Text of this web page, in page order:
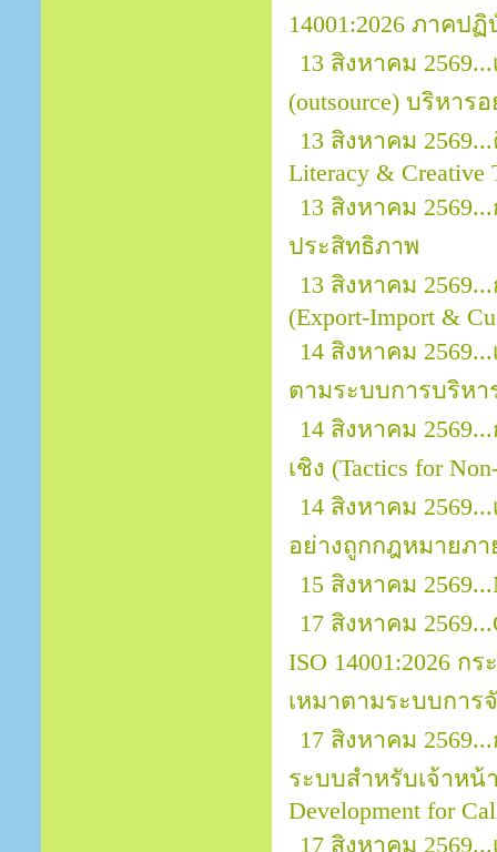
14001:2026 ภาคป
13 สิงหาคม
(outsource) บริหาร
13 สิงหาคม
Literacy & Creative
13 สิงหาคม
ประสิทธิภาพ
13 สิงหาคม
(Export-Import &
14 สิงหาคม
ตามระบบการบริหา
14 สิงหาคม
เชิง (Tactics for
14 สิงหาคม
อย่างถูกกฎหมายภา
15 สิงหาคม
17 สิงหาคม
ISO 14001:2026
เหมาตามระบบการ
17 สิงหาคม
ระบบสำหรับเจ้าหน้า
Development for
17 สิงหาคม